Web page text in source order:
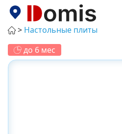
Настольные плиты
до 6 мес